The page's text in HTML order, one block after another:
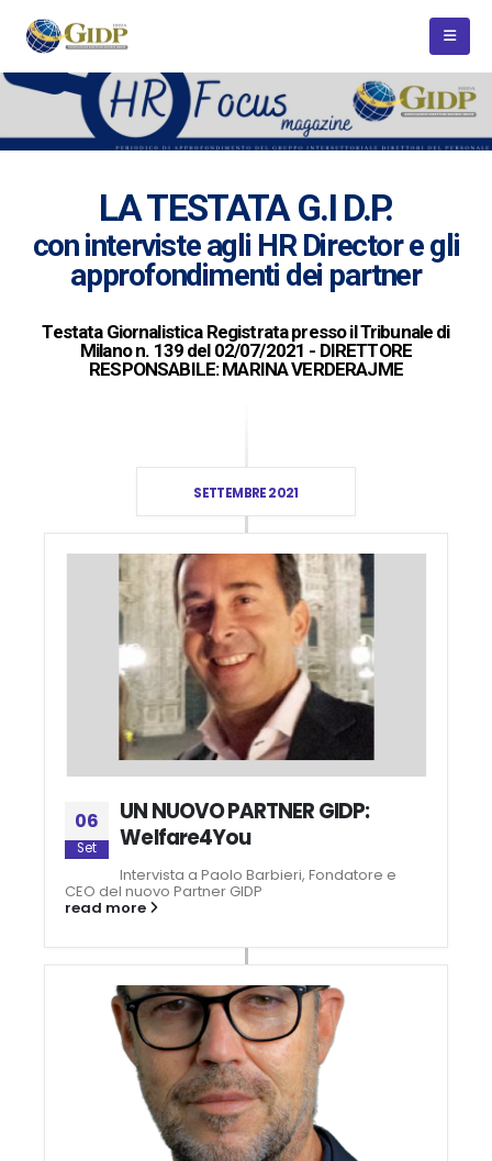
LA TESTATA G.I D.P.
con interviste agli HR Director e gli
approfondimenti dei partner
Testata Giornalistica Registrata presso il Tribunale di
Milano n. 139 del 02/07/2021 - DIRETTORE
RESPONSABILE: MARINA VERDERAJME
SETTEMBRE 2021
06
Set
UN NUOVO PARTNER GIDP:
Welfare4You
Intervista a Paolo Barbieri, Fondatore e
CEO del nuovo Partner GIDP
read more